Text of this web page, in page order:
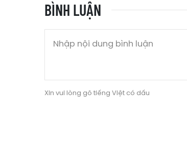
BÌNH LUẬN
Xin vui lòng gõ tiếng Việt có dấu